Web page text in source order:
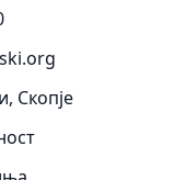
Скопје